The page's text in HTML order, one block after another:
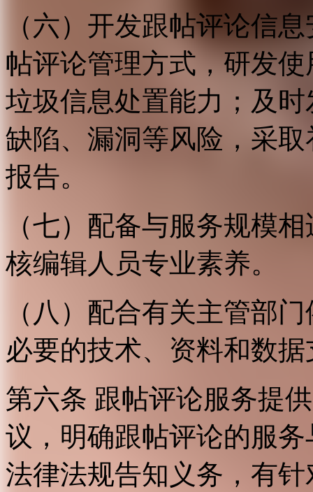
（六）开发跟帖评论信
帖评论管理方式，研发
垃圾信息处置能力；及
缺陷、漏洞等风险，采
报告。
（七）配备与服务规模
核编辑人员专业素养。
（八）配合有关主管部
必要的技术、资料和数
第六条 跟帖评论服务提
议，明确跟帖评论的服
法律法规告知义务，有